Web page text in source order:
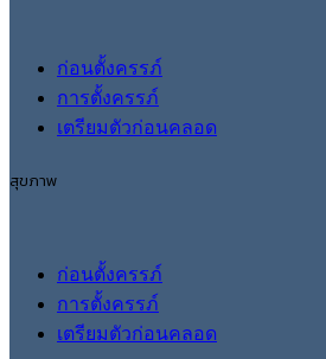
ก่อนตั้งครรภ์
การตั้งครรภ์
เตรียมตัวก่อนคลอด
สุขภาพ
ก่อนตั้งครรภ์
การตั้งครรภ์
เตรียมตัวก่อนคลอด